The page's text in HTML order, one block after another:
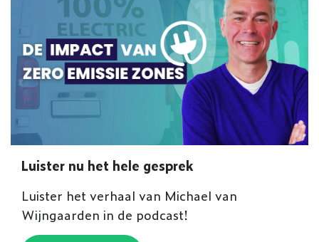
Luister nu het hele gesprek
Luister het verhaal van Michael van
Wijngaarden in de podcast!